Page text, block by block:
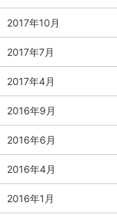
2017年10月
2017年7月
2017年4月
2016年9月
2016年6月
2016年4月
2016年1月